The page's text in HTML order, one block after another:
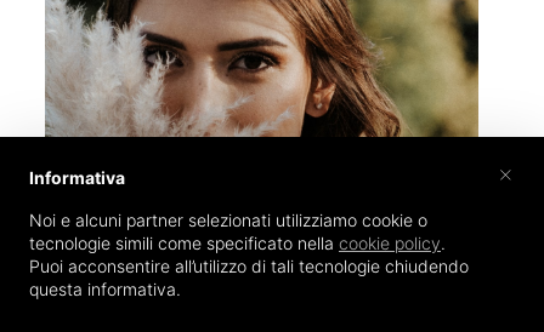
Informativa
Noi e alcuni partner selezionati utilizziamo cookie o
tecnologie simili come specificato nella cookie policy.
Puoi acconsentire all’utilizzo di tali tecnologie chiudendo
questa informativa.
×